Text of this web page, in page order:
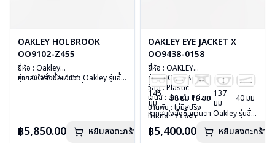
OAKLEY HOLBROOK
OO9102-Z455
ยี่ห้อ : Oakley
รุ่น : OO9102-Z455
อุปกรณ์ : กล่องแว่น , ผ้าเช็ดแว่น
การรับประกัน : ประกันศูนย์ Luxottica
หากสนใจสั่งชื้อแว่นตา Oakley รุ่นอื่น
฿5,850.00 หยิบลงตะกร้า
OAKLEY EYE JACKET X
OO9438-0158
ยี่ห้อ : OAKLEY
รุ่น : OO9438-0158
วัสดุ : Plastic
เลนส์ : สีเทาดำ Prizm
บานพับ : ไม่มีสปริง
น้ำหนัก : 23 กรัม
อุปกรณ์ : กล่องแว่น, ผ้าเช็ดแว่น, ถุง
ผ้าใส่แว่น
145
มม
58 มม 19 มม 137
มม
40 มม
หากสนใจสั่งชื้อแว่นตา Oakley รุ่นอื่น
ติดต่อเราคลิก
฿5,400.00 หยิบลงตะกร้า